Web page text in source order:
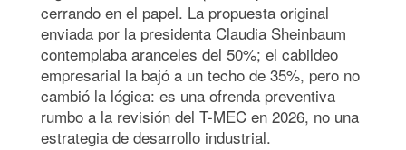
cerrando en el papel. La propuesta original
enviada por la presidenta Claudia Sheinbaum
contemplaba aranceles del 50%; el cabildeo
empresarial la bajó a un techo de 35%, pero no
cambió la lógica: es una ofrenda preventiva
rumbo a la revisión del T-MEC en 2026, no una
estrategia de desarrollo industrial.